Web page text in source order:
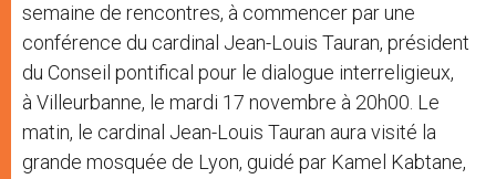
semaine de rencontres, à commencer par une
conférence du cardinal Jean-Louis Tauran, président
du Conseil pontifical pour le dialogue interreligieux,
à Villeurbanne, le mardi 17 novembre à 20h00. Le
matin, le cardinal Jean-Louis Tauran aura visité la
grande mosquée de Lyon, guidé par Kamel Kabtane,